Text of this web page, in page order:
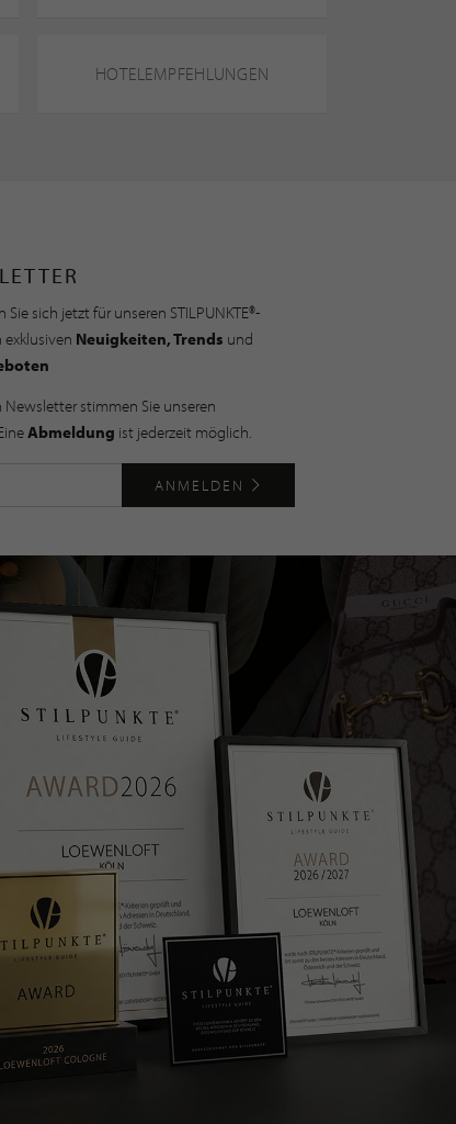
HOTELEMPFEHLUNGEN
sich jetzt für unseren STILPUNKTE®-
Neuigkeiten, Trends und
stimmen Sie unseren
Abmeldung ist jederzeit möglich.
ANMELDEN